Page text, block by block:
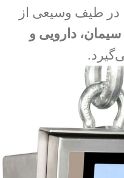
در طیف وسیعی از
سیمان، دارویی و